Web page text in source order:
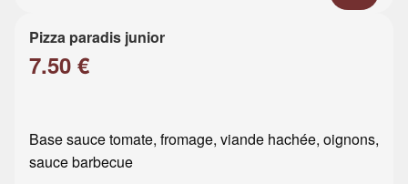
Pizza paradis junior
7.50 €
Base sauce tomate, fromage, viande hachée, oignons,
sauce barbecue